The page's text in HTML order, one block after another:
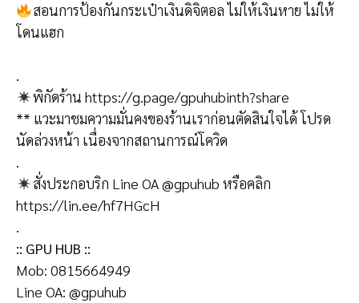
สอนการป้องกันกระเป๋าเงินดิจิตอล ไม่ให้เงินหาย ไม่ให้
โดนแฮก
.
พิกัดร้าน https://g.page/gpuhubinth?share
** แวะมาชมความมั่นคงของร้านเราก่อนตัดสินใจได้ โปรด
นัดล่วงหน้า เนื่องจากสถานการณ์โควิด
.
สั่งประกอบริก Line OA @gpuhub หรือคลิก
https://lin.ee/hf7HGcH
.
:: GPU HUB ::
Mob: 0815664949
Line OA: @gpuhub